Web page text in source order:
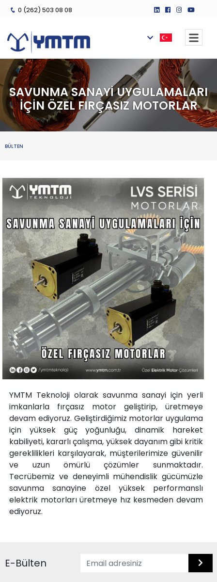
0 (262) 503 08 08
SAVUNMA SANAYİ UYGULAMALARI
İÇİN ÖZEL FIRÇASIZ MOTORLAR
BÜLTEN
YMTM Teknoloji olarak savunma sanayi için yerli
imkanlarla fırçasız motor geliştirip, üretmeye
devam ediyoruz. Geliştirdiğimiz motorlar uygulama
için yüksek güç yoğunluğu, dinamik hareket
kabiliyeti, kararlı çalışma, yüksek dayanım gibi kritik
gereklilikleri karşılayarak, müşterilerimize güvenilir
ve uzun ömürlü çözümler sunmaktadır.
Tecrübemiz ve deneyimli mühendislik gücümüzle
savunma sanayine özel yüksek performanslı
elektrik motorları üretmeye hız kesmeden devam
ediyoruz.
E-Bülten